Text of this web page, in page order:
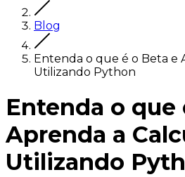
Blog
Entenda o que é o Beta e
Utilizando Python
Entenda o que
Aprenda a
Utilizando